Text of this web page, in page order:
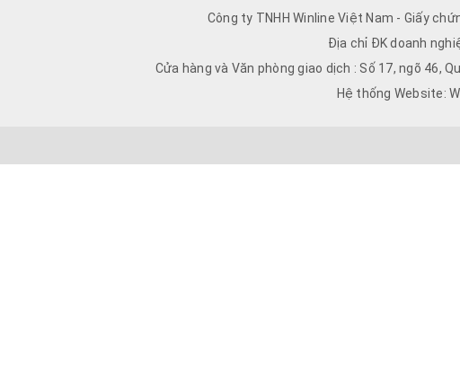
Công ty TNHH Winline Việt Nam - Giấy
Địa chỉ ĐK doanh
Cửa hàng và Văn phòng giao dịch : Số 17, ngõ 46,
Hệ thống Website: